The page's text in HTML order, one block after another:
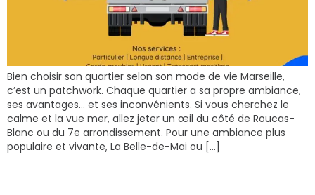
Bien choisir son quartier selon son mode de vie Marseille,
c’est un patchwork. Chaque quartier a sa propre ambiance,
ses avantages… et ses inconvénients. Si vous cherchez le
calme et la vue mer, allez jeter un œil du côté de Roucas-
Blanc ou du 7e arrondissement. Pour une ambiance plus
populaire et vivante, La Belle-de-Mai ou […]